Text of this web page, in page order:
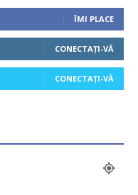
ÎMI PLACE
CONECTAȚI-VĂ
CONECTAȚI-VĂ